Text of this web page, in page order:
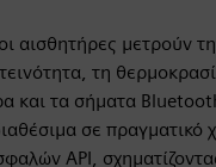
αισθητήρες μετρούν
τη
και τα σήματα
σε πραγματικό
API,